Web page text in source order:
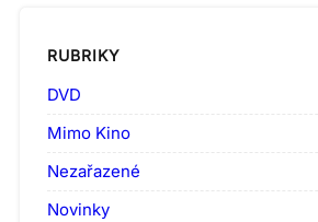
RUBRIKY
DVD
Mimo Kino
Nezařazené
Novinky